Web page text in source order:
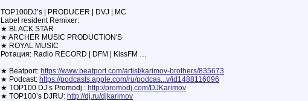
TOP100DJ’s | PRODUCER | DVJ | MC
Label resident Remixer:
★ BLACK STAR
★ ARCHER MUSIC PRODUCTION'S
★ ROYAL MUSIC
Ротация: Radio RECORD | DFM | KissFM …
★ Beatport: https://www.beatport.com/artist/karimov-brothers/835673
★ Podcast: https://podcasts.apple.com/ru/podcas...v/id1488116096
★ TOP100 DJ’s Promodj : http://promodj.com/DJKarimov
★ TOP100’s DJRU: http://dj.ru/djkarimov